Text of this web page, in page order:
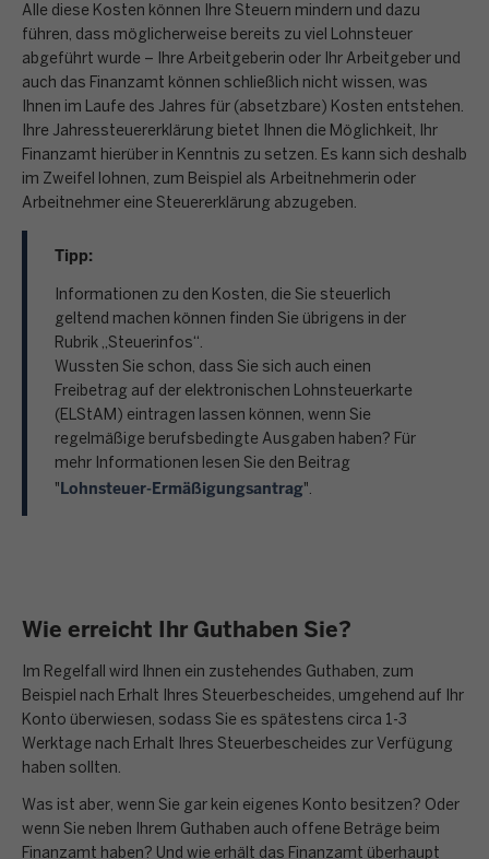
Alle diese Kosten können Ihre Steuern mindern und dazu
führen, dass möglicherweise bereits zu viel Lohnsteuer
abgeführt wurde – Ihre Arbeitgeberin oder Ihr Arbeitgeber und
auch das Finanzamt können schließlich nicht wissen, was
Ihnen im Laufe des Jahres für (absetzbare) Kosten entstehen.
Ihre Jahressteuererklärung bietet Ihnen die Möglichkeit, Ihr
Finanzamt hierüber in Kenntnis zu setzen. Es kann sich deshalb
im Zweifel lohnen, zum Beispiel als Arbeitnehmerin oder
Arbeitnehmer eine Steuererklärung abzugeben.
Tipp:
Informationen zu den Kosten, die Sie steuerlich
geltend machen können finden Sie übrigens in der
Rubrik „Steuerinfos“.
Wussten Sie schon, dass Sie sich auch einen
Freibetrag auf der elektronischen Lohnsteuerkarte
(ELStAM) eintragen lassen können, wenn Sie
regelmäßige berufsbedingte Ausgaben haben? Für
mehr Informationen lesen Sie den Beitrag
"Lohnsteuer-Ermäßigungsantrag".
Wie erreicht Ihr Guthaben Sie?
Im Regelfall wird Ihnen ein zustehendes Guthaben, zum
Beispiel nach Erhalt Ihres Steuerbescheides, umgehend auf Ihr
Konto überwiesen, sodass Sie es spätestens circa 1-3
Werktage nach Erhalt Ihres Steuerbescheides zur Verfügung
haben sollten.
Was ist aber, wenn Sie gar kein eigenes Konto besitzen? Oder
wenn Sie neben Ihrem Guthaben auch offene Beträge beim
Finanzamt haben? Und wie erhält das Finanzamt überhaupt